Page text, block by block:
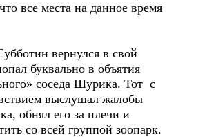
все места на данное время
вернулся в свой
буквально в объятия
соседа Шурика. Тот с
выслушал жалобы
обнял его за плечи и
со всей группой зоопарк.